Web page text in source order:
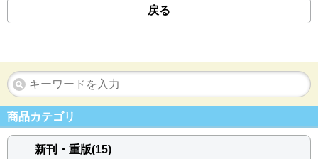
戻る
商品カテゴリ
新刊・重版(15)